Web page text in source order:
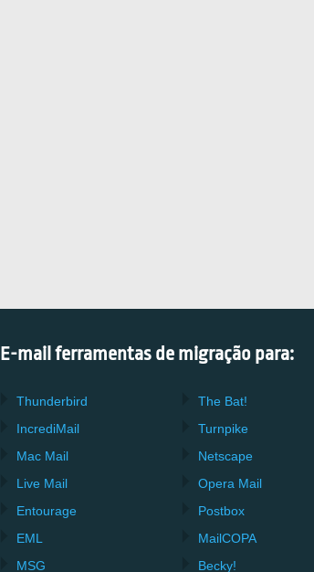
E-mail ferramentas de migração para:
Thunderbird
IncrediMail
Mac Mail
Live Mail
Entourage
EML
MSG
The Bat!
Turnpike
Netscape
Opera Mail
Postbox
MailCOPA
Becky!